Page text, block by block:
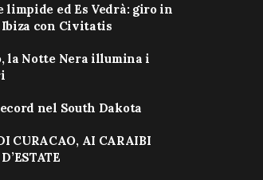
limpide ed Es Vedrà: giro in
Ibiza con Civitatis
la Notte Nera illumina i
nel South Dakota
CURACAO, AI CARAIBI